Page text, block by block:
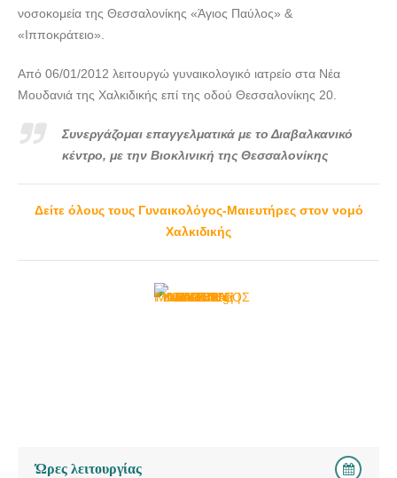
νοσοκομεία της Θεσσαλονίκης «Άγιος Παύλος» &
«Ιπποκράτειο».
Από 06/01/2012 λειτουργώ γυναικολογικό ιατρείο στα Νέα
Μουδανιά της Χαλκιδικής επί της οδού Θεσσαλονίκης 20.
Συνεργάζομαι επαγγελματικά με το Διαβαλκανικό
κέντρο, με την Βιοκλινική της Θεσσαλονίκης
Δείτε όλους τους Γυναικολόγος-Μαιευτήρες στον νομό
Χαλκιδικής
Ώρες λειτουργίας